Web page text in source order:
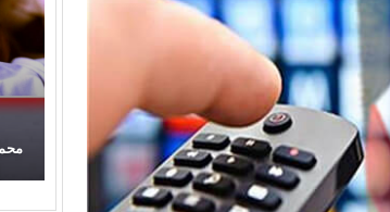
محمود عطية يكتب: سوق (الترند) واللحم الرخيص!